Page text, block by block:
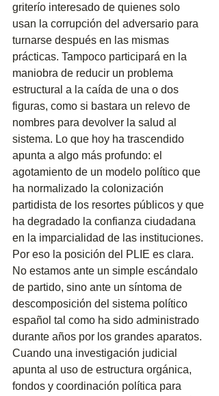
griterío interesado de quienes solo
usan la corrupción del adversario para
turnarse después en las mismas
prácticas. Tampoco participará en la
maniobra de reducir un problema
estructural a la caída de una o dos
figuras, como si bastara un relevo de
nombres para devolver la salud al
sistema. Lo que hoy ha trascendido
apunta a algo más profundo: el
agotamiento de un modelo político que
ha normalizado la colonización
partidista de los resortes públicos y que
ha degradado la confianza ciudadana
en la imparcialidad de las instituciones.
Por eso la posición del PLIE es clara.
No estamos ante un simple escándalo
de partido, sino ante un síntoma de
descomposición del sistema político
español tal como ha sido administrado
durante años por los grandes aparatos.
Cuando una investigación judicial
apunta al uso de estructura orgánica,
fondos y coordinación política para